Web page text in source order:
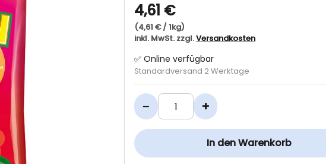
4,61 €
(4,61 € / 1kg)
inkl. MwSt. zzgl.Versandkosten
✅ Online verfügbar
Standardversand 2 Werktage
− +
In den Warenkorb